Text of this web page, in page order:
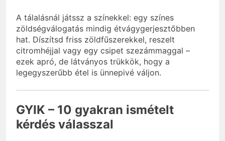
A tálalásnál játssz a színekkel: egy színes
zöldségválogatás mindig étvágygerjesztőbben
hat. Díszítsd friss zöldfűszerekkel, reszelt
citromhéjjal vagy egy csipet szezámmaggal –
ezek apró, de látványos trükkök, hogy a
legegyszerűbb étel is ünnepivé váljon.
GYIK – 10 gyakran ismételt
kérdés válasszal